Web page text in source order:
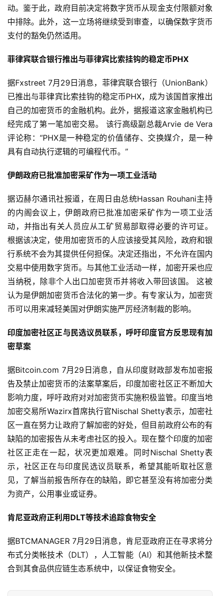
动。鉴于此，政府目前决定将数字货币从现金支付限额对象
中排除。此外，这一立场将继续受到审查，以确保数字货币
支付的豁免仍然适用。
菲律宾联合银行推出与菲律宾比索挂钩的稳定币PHX
据Fxstreet 7月29日消息，菲律宾联合银行（UnionBank）
已推出与菲律宾比索挂钩的稳定币PHX，成为该国首家推出
自己的加密货币的金融机构。此外，据报道这家金融机构已
经完成了第一笔加密交易。 该行高级副总裁Arvie de Vera
评论称：“PHX是一种稳定的价值储存、交换媒介，是一种
具有自动执行逻辑的可编程代币。”
伊朗政府已批准加密采矿作为一项工业活动
据迈赫尔通讯社报道，在周日由总统Hassan Rouhani主持
的内阁会议上，伊朗政府已批准加密采矿作为一项工业活
动，并指出有关人员应从工矿贸易部取得必要的许可证。
根据该决定，使用加密货币的人应该接受其风险，政府和银
行系统不会为其提供任何担保。决定还指出，不允许在国内
交易中使用数字货币。与其他工业活动一样，加密开采也应
当纳税，除非个人出口加密货币并将收入带回该国。 这被
认为是伊朗加密货币合法化的第一步。有专家认为，加密货
币可以用来减轻美国对伊朗实施严厉经济制裁的影响。
印度加密社区正与民选议员联系，呼吁印度官方反思现有加
密草案
据Bitcoin.com 7月29日消息，自从印度财政部发布加密报
告及禁止加密货币的法案草案后，印度加密社区正不断加大
影响力度，呼吁政府对对加密货币实施积极监管。印度当地
加密交易所Wazirx首席执行官Nischal Shetty表示，加密社
区一直在努力让政府了解加密的好处，但目前政府公布的有
缺陷的加密报告从未考虑社区的投入。现在整个印度的加密
社区正走在一起，状况更加艰难。同时Nischal Shetty表
示，社区正在与印度民选议员联系，希望其能听取社区意
见，了解当前报告所存在的缺陷，即它甚至没有将加密分类
为资产，公用事业或证券。
肯尼亚政府正利用DLT等技术追踪食物安全
据BTCMANAGER 7月29日消息，肯尼亚政府正在寻求将分
布式分类帐技术（DLT），人工智能（AI）和其他新技术整
合到其食品供应链生态系统中，以保证食物安全。